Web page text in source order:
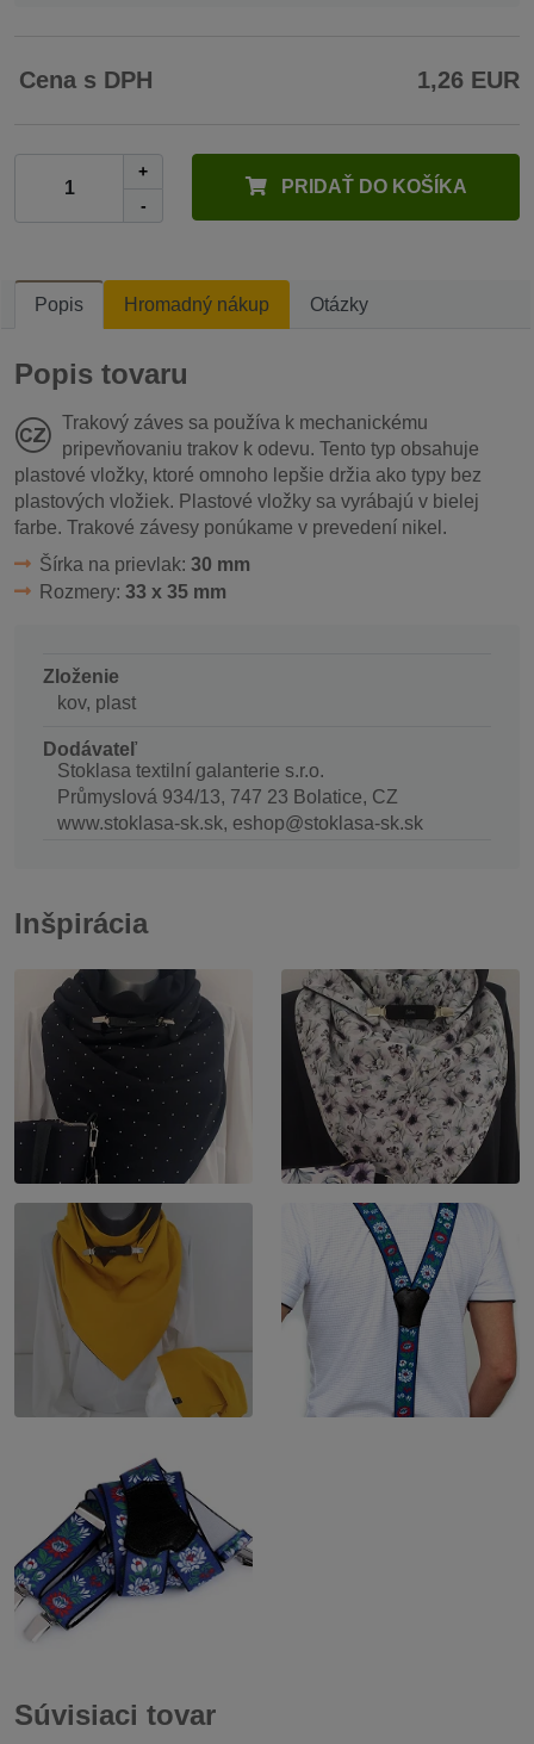
Cena s DPH 1,26 EUR
+
-
PRIDAŤ DO KOŠÍKA
Popis Hromadný nákup Otázky
Popis tovaru
Trakový záves sa používa k mechanickému
pripevňovaniu trakov k odevu. Tento typ obsahuje
plastové vložky, ktoré omnoho lepšie držia ako typy bez
plastových vložiek. Plastové vložky sa vyrábajú v bielej
farbe. Trakové závesy ponúkame v prevedení nikel.
Šírka na prievlak: 30 mm
Rozmery: 33 x 35 mm
Zloženie
kov, plast
Dodávateľ
Stoklasa textilní galanterie s.r.o.
Průmyslová 934/13, 747 23 Bolatice, CZ
www.stoklasa-sk.sk, eshop@stoklasa-sk.sk
Inšpirácia
Súvisiaci tovar